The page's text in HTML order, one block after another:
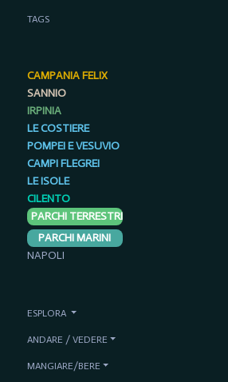
TAGS
CAMPANIA FELIX
SANNIO
IRPINIA
LE COSTIERE
POMPEI E VESUVIO
CAMPI FLEGREI
LE ISOLE
CILENTO
PARCHI TERRESTRI
PARCHI MARINI
NAPOLI
ESPLORA
ANDARE / VEDERE
MANGIARE/BERE